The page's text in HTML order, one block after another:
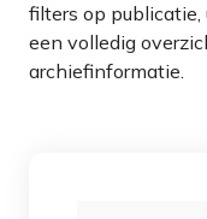
filters op publicatie,
een volledig
archiefinformatie.